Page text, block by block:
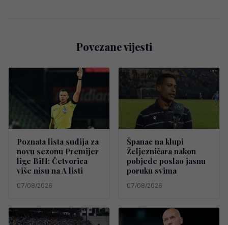
Povezane vijesti
Poznata lista sudija za
novu sezonu Premijer
lige BiH: Četvorica
više nisu na A listi
07/08/2026
Španac na klupi
Željezničara nakon
pobjede poslao jasnu
poruku svima
07/08/2026